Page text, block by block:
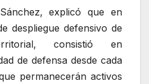
explicó que en
despliegue defensivo de
consistió en
de defensa desde cada
permanecerán activos